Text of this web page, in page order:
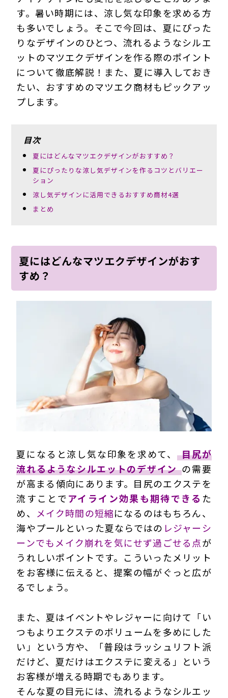
す。暑い時期には、涼し気な印象を求める方
も多いでしょう。そこで今回は、夏にぴった
りなデザインのひとつ、流れるようなシルエ
ットのマツエクデザインを作る際のポイント
について徹底解説！また、夏に導入しておき
たい、おすすめのマツエク商材もピックアッ
プします。
目次
夏にはどんなマツエクデザインがおすすめ？
夏にぴったりな涼し気デザインを作るコツとバリエー
ション
涼し気デザインに活用できるおすすめ商材4選
まとめ
夏にはどんなマツエクデザインがおす
すめ？
夏になると涼し気な印象を求めて、 目尻が
流れるようなシルエットのデザイン の需要
が高まる傾向にあります。目尻のエクステを
流すことでアイライン効果も期待できる た
め、
メイク時間の短縮になるのはもちろん、
海やプールといった夏ならではの レジャーシ
ーンでもメイク崩れを気にせず過ごせる点が
うれしいポイントです。こういったメリット
をお客様に伝えると、提案の幅がぐっと広が
るでしょう。
また、夏はイベントやレジャーに向けて「い
つもよりエクステのボリュームを多めにした
い」という方や、「普段はラッシュリフト派
だけど、夏だけはエクステに変える」という
お客様が増える時期でもあります。
そんな夏の目元には、流れるようなシルエッ